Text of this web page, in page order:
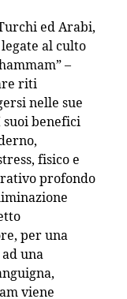
ed Arabi,
al culto
–
riti
nelle sue
benefici
fisico e
profondo
per una
una
viene